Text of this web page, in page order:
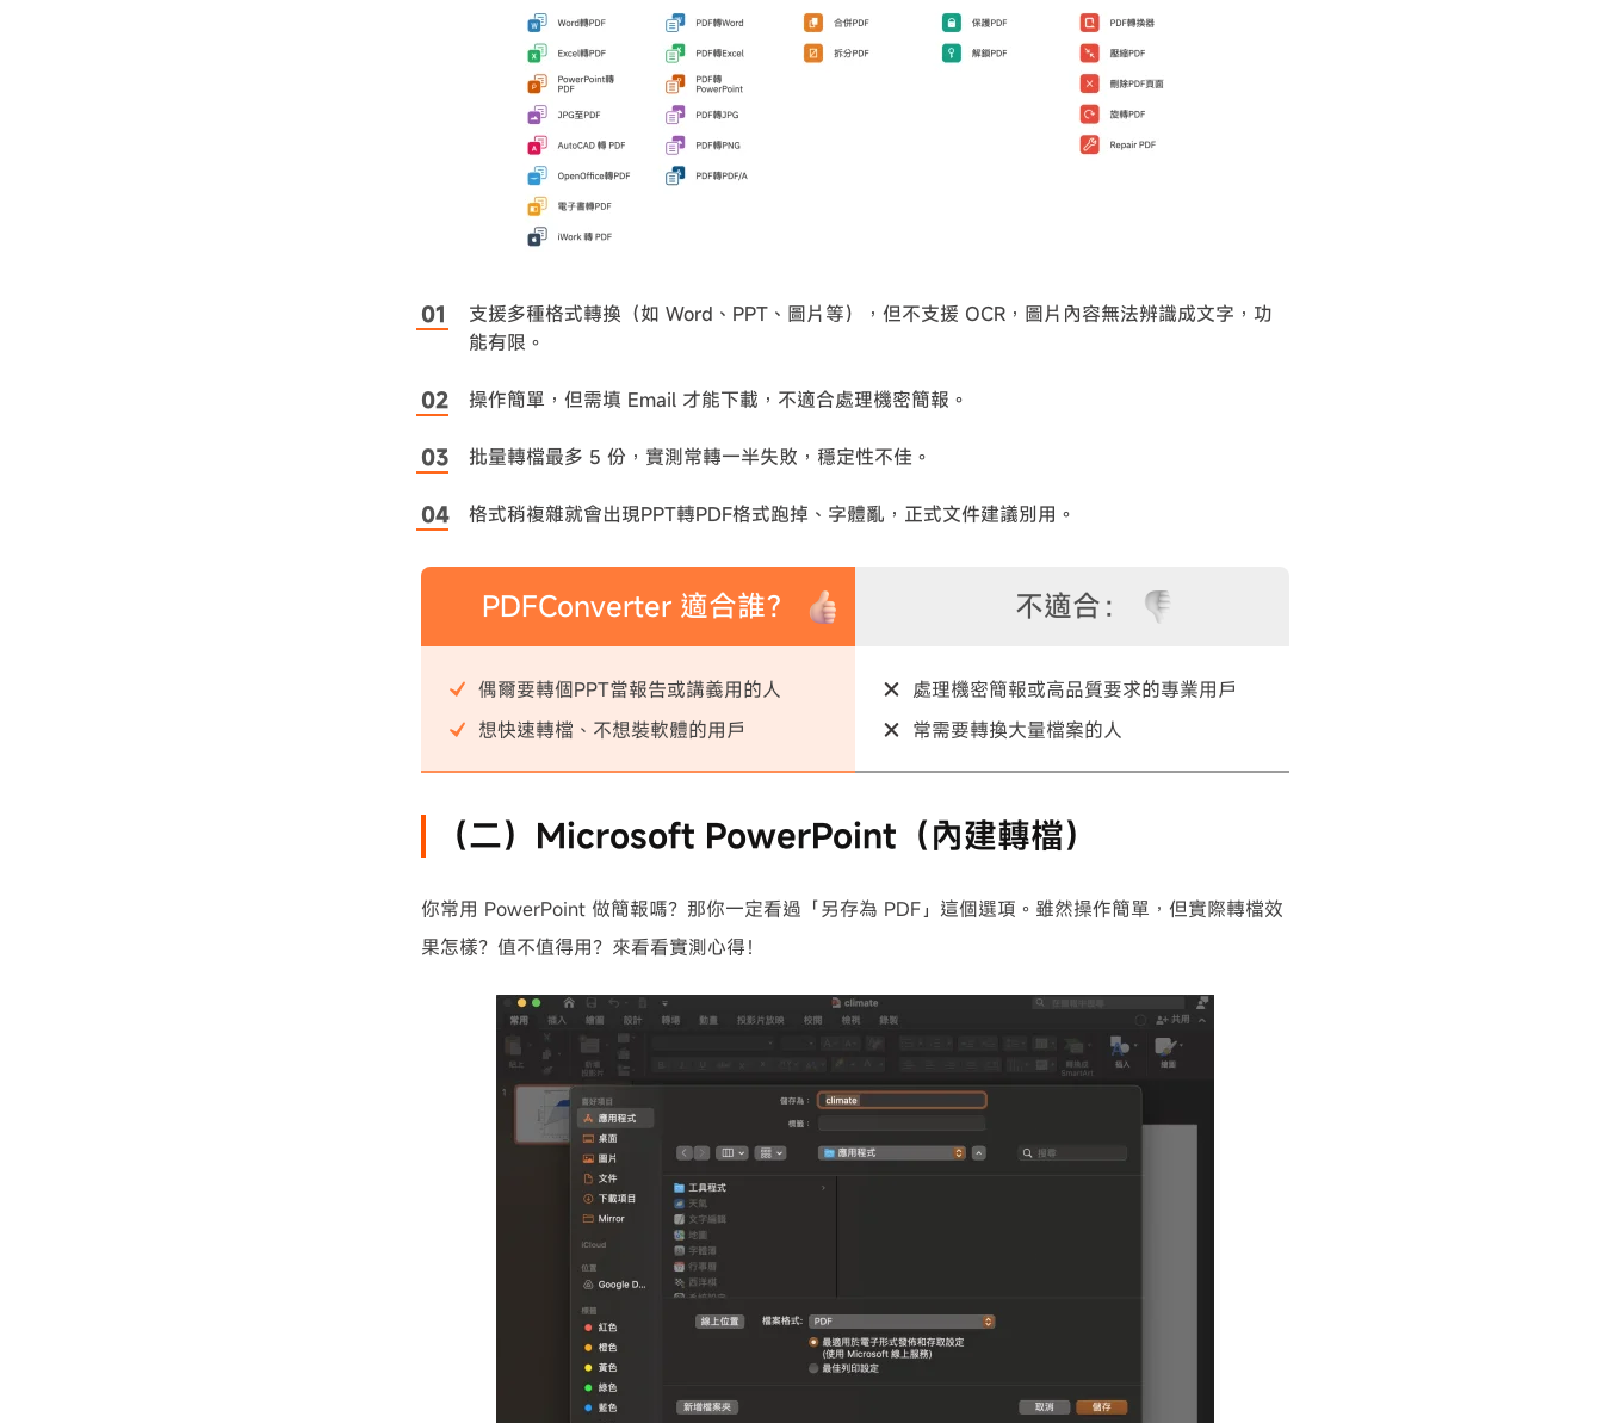
支援多種格式轉換（如 Word、PPT、圖片等），但不支援 OCR，圖片內容無法辨識成文字，功
能有限。
操作簡單，但需填 Email 才能下載，不適合處理機密簡報。
批量轉檔最多 5 份，實測常轉一半失敗，穩定性不佳。
格式稍複雜就會出現PPT轉PDF格式跑掉、字體亂，正式文件建議別用。
PDFConverter 適合誰？
偶爾要轉個PPT當報告或講義用的人
想快速轉檔、不想裝軟體的用戶
不適合：
處理機密簡報或高品質要求的專業用戶
常需要轉換大量檔案的人
（二）Microsoft PowerPoint（內建轉檔）
你常用 PowerPoint 做簡報嗎？那你一定看過「另存為 PDF」這個選項。雖然操作簡單，但實際轉檔效
果怎樣？值不值得用？來看看實測心得！